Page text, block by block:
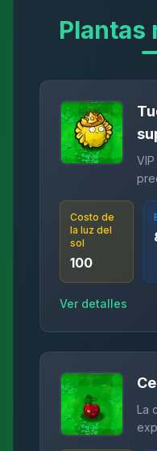
Plantas
Costo de
la luz del
sol
100
Ver detalles
La